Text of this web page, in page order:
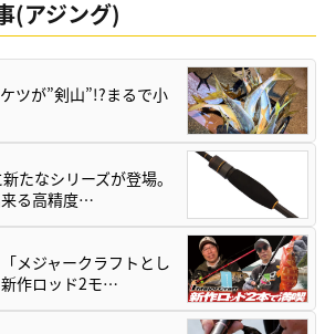
(アジング)
ツが”剣山”!?まるで小
たなシリーズが登場。
来る高精度…
メジャークラフトとし
作ロッド2モ…